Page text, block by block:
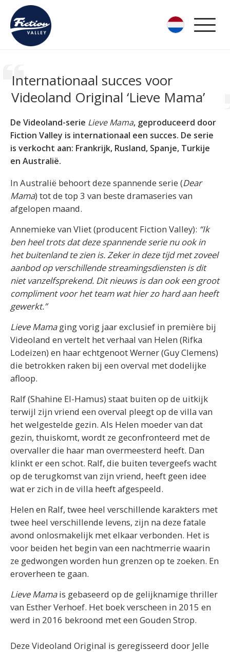
Internationaal succes voor
Videoland Original ‘Lieve Mama’
De Videoland-serie Lieve Mama, geproduceerd door
Fiction Valley is internationaal een succes. De serie
is verkocht aan: Frankrijk, Rusland, Spanje, Turkije
en Australië.
In Australië behoort deze spannende serie (Dear
Mama) tot de top 3 van beste dramaseries van
afgelopen maand.
Annemieke van Vliet (producent Fiction Valley): “Ik
ben heel trots dat deze spannende serie nu ook in
het buitenland te zien is. Zeker in deze tijd met zoveel
aanbod op verschillende streamingsdiensten is dit
niet vanzelfsprekend. Dit nieuws is dan ook een groot
compliment voor het team wat hier zo hard aan heeft
gewerkt.”
Lieve Mamaging vorig jaar exclusief in première bij
Videoland en vertelt het verhaal van Helen (Rifka
Lodeizen) en haar echtgenoot Werner (Guy Clemens)
die betrokken raken bij een overval met dodelijke
afloop.
Ralf (Shahine El-Hamus) staat buiten op de uitkijk
terwijl zijn vriend een overval pleegt op de villa van
het welgestelde gezin. Als Helen moeder van dat
gezin, thuiskomt, wordt ze geconfronteerd met de
overvaller die haar man overmeesterd heeft. Dan
klinkt er een schot. Ralf, die buiten tevergeefs wacht
op de terugkomst van zijn vriend, heeft geen idee
wat er zich in de villa heeft afgespeeld.
Helen en Ralf, twee heel verschillende karakters met
twee heel verschillende levens, zijn na deze fatale
avond onlosmakelijk met elkaar verbonden. Het is
voor beiden het begin van een nachtmerrie waarin
ze gedwongen worden hun grenzen op te zoeken. En
eroverheen te gaan.
Lieve Mamais gebaseerd op de gelijknamige thriller
van Esther Verhoef. Het boek verscheen in 2015 en
werd in 2016 bekroond met een Gouden Strop.
Deze Videoland Original is geregisseerd door Jelle